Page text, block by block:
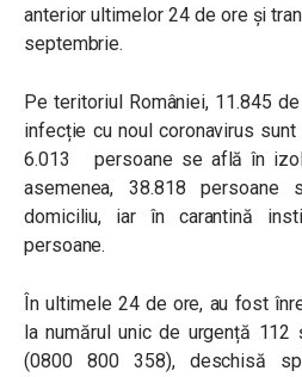
anterior ultimelor 24 de ore și
septembrie.
Pe teritoriul României, 11.845
infecție cu noul coronavirus
6.013 persoane se află în
asemenea, 38.818
domiciliu, iar în carantină
persoane.
În ultimele 24 de ore, au fost
la numărul unic de urgență 112
(0800 800 358), deschisă